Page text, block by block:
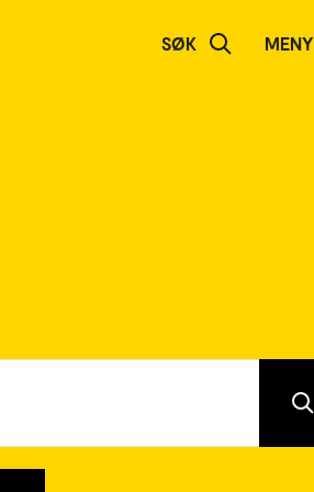
SØK MENY